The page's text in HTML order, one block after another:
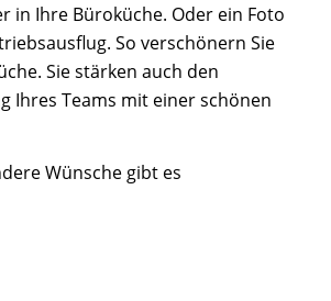
in Ihre Büroküche. Oder ein Foto
So verschönern Sie
Sie stärken auch den
Ihres Teams mit einer schönen
Wünsche gibt es